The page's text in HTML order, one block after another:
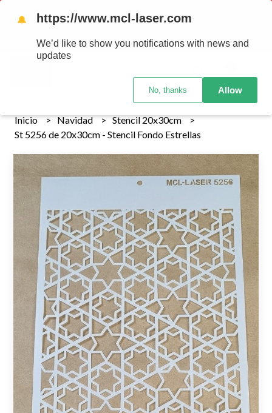
Tenemos envios a todo el pais!........ Los envios Por MENOR se
realizan 48 hs habiles porteriores al pago , los pedidos por
MAYOR se envian 7 dias posteriores al pago del pedido
Inicio Navidad
Stencil 20x30cm
St 5256 de 20x30cm - Stencil Fondo Estrellas
🔔 https://www.mcl-laser.com
We’d like to show you notifications with news and
updates
No, thanks Allow